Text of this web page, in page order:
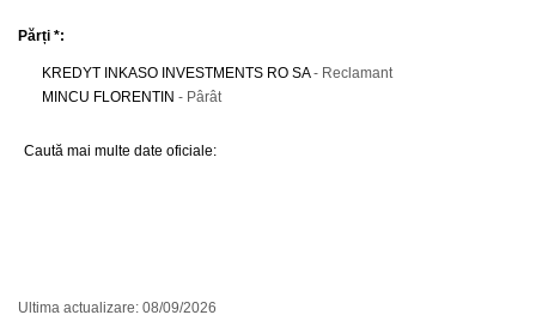
Părți *:
KREDYT INKASO INVESTMENTS RO SA- Reclamant
MINCU FLORENTIN - Pârât
Caută mai multe date oficiale:
Ultima actualizare: 08/09/2026